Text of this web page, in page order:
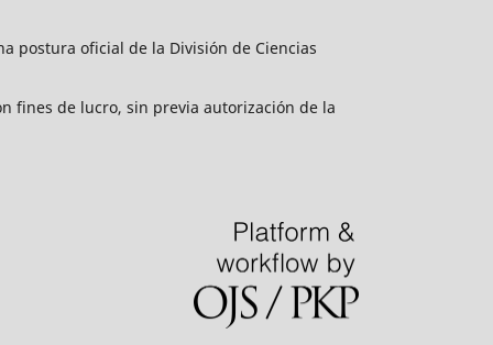
postura oficial de la División de Ciencias
fines de lucro, sin previa autorización de la